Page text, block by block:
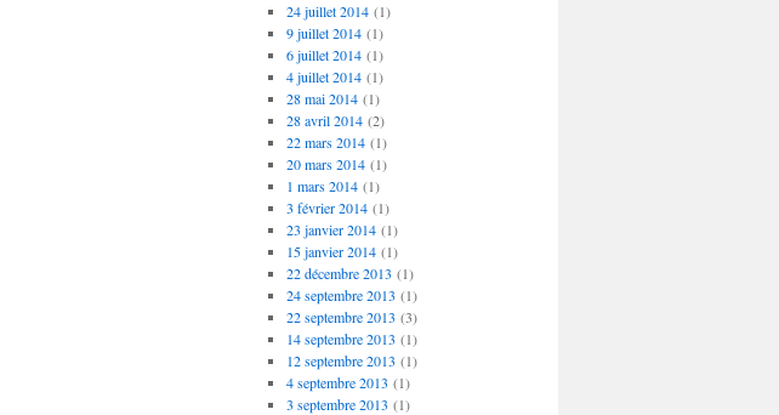
24 juillet 2014(1)
9 juillet 2014(1)
6 juillet 2014(1)
4 juillet 2014(1)
28 mai 2014(1)
28 avril 2014(2)
22 mars 2014(1)
20 mars 2014(1)
1 mars 2014(1)
3 février 2014(1)
23 janvier 2014(1)
15 janvier 2014(1)
22 décembre 2013 (1)
24 septembre 2013 (1)
22 septembre 2013 (3)
14 septembre 2013 (1)
12 septembre 2013 (1)
4 septembre 2013 (1)
3 septembre 2013 (1)